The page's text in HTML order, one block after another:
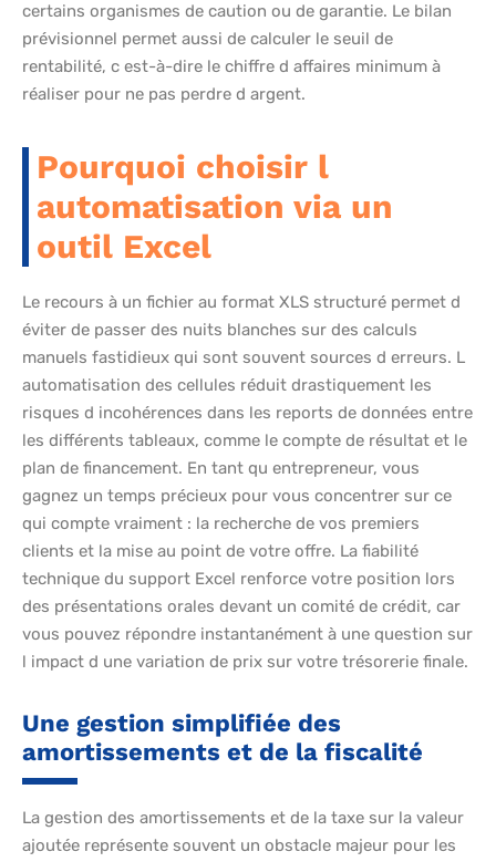
certains organismes de caution ou de garantie. Le bilan
prévisionnel permet aussi de calculer le seuil de
rentabilité, c est-à-dire le chiffre d affaires minimum à
réaliser pour ne pas perdre d argent.
Pourquoi choisir l
automatisation via un
outil Excel
Le recours à un fichier au format XLS structuré permet d
éviter de passer des nuits blanches sur des calculs
manuels fastidieux qui sont souvent sources d erreurs. L
automatisation des cellules réduit drastiquement les
risques d incohérences dans les reports de données entre
les différents tableaux, comme le compte de résultat et le
plan de financement. En tant qu entrepreneur, vous
gagnez un temps précieux pour vous concentrer sur ce
qui compte vraiment : la recherche de vos premiers
clients et la mise au point de votre offre. La fiabilité
technique du support Excel renforce votre position lors
des présentations orales devant un comité de crédit, car
vous pouvez répondre instantanément à une question sur
l impact d une variation de prix sur votre trésorerie finale.
Une gestion simplifiée des
amortissements et de la fiscalité
La gestion des amortissements et de la taxe sur la valeur
ajoutée représente souvent un obstacle majeur pour les